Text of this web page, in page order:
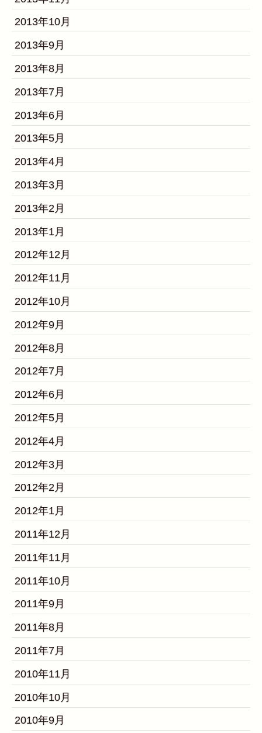
2013年10月
2013年9月
2013年8月
2013年7月
2013年6月
2013年5月
2013年4月
2013年3月
2013年2月
2013年1月
2012年12月
2012年11月
2012年10月
2012年9月
2012年8月
2012年7月
2012年6月
2012年5月
2012年4月
2012年3月
2012年2月
2012年1月
2011年12月
2011年11月
2011年10月
2011年9月
2011年8月
2011年7月
2010年11月
2010年10月
2010年9月